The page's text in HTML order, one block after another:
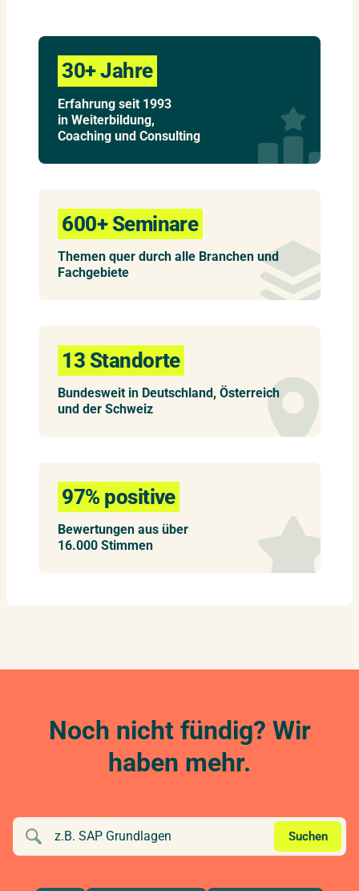
30+ Jahre
Erfahrung seit 1993
in Weiterbildung,
Coaching und Consulting
600+ Seminare
Themen quer durch alle Branchen und
Fachgebiete
13 Standorte
Bundesweit in Deutschland, Österreich
und der Schweiz
97% positive
Bewertungen aus über
16.000 Stimmen
Noch nicht fündig? Wir
haben mehr.
Kurssuche
Suchen